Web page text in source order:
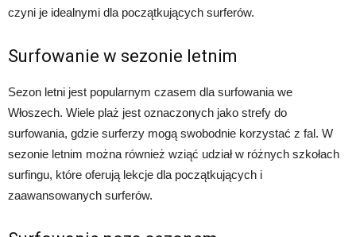
czyni je idealnymi dla początkujących surferów.
Surfowanie w sezonie letnim
Sezon letni jest popularnym czasem dla surfowania we
Włoszech. Wiele plaż jest oznaczonych jako strefy do
surfowania, gdzie surferzy mogą swobodnie korzystać z fal. W
sezonie letnim można również wziąć udział w różnych szkołach
surfingu, które oferują lekcje dla początkujących i
zaawansowanych surferów.